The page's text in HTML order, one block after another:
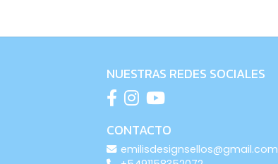
NUESTRAS REDES SOCIALES
CONTACTO
emilisdesignsellos@gmail.com